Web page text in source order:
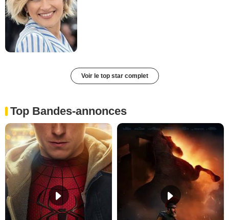
Voir le top star complet
Top Bandes-annonces